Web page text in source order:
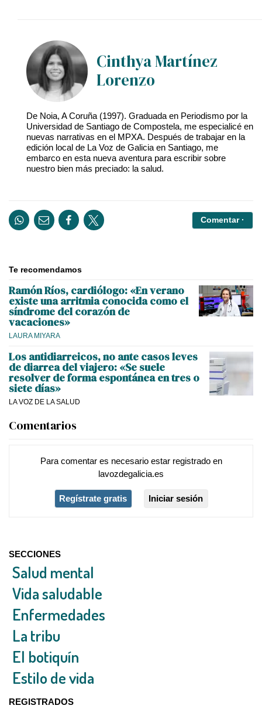
Cinthya Martínez
Lorenzo
De Noia, A Coruña (1997). Graduada en Periodismo por la
Universidad de Santiago de Compostela, me especialicé en
nuevas narrativas en el MPXA. Después de trabajar en la
edición local de La Voz de Galicia en Santiago, me
embarco en esta nueva aventura para escribir sobre
nuestro bien más preciado: la salud.
Comentar ·
Te recomendamos
Ramón Ríos, cardiólogo: «En verano
existe una arritmia conocida como el
síndrome del corazón de
vacaciones»
LAURA MIYARA
Los antidiarreicos, no ante casos leves
de diarrea del viajero: «Se suele
resolver de forma espontánea en tres o
siete días»
LA VOZ DE LA SALUD
Comentarios
Para comentar es necesario estar registradoen
lavozdegalicia.es
Regístrate gratis Iniciar sesión
SECCIONES
Salud mental
Vida saludable
Enfermedades
La tribu
El botiquín
Estilo de vida
REGISTRADOS